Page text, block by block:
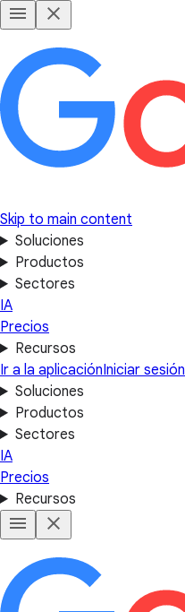
Skip to main content
Soluciones
Productos
Sectores
IA
Precios
Recursos
Ir a la aplicaciónIniciar sesión
Soluciones
Productos
Sectores
IA
Precios
Recursos